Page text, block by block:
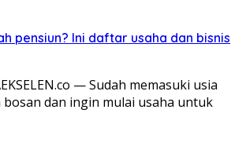
pensiun? Ini daftar usaha dan bisnis
— Sudah memasuki usia
bosan dan ingin mulai usaha untuk